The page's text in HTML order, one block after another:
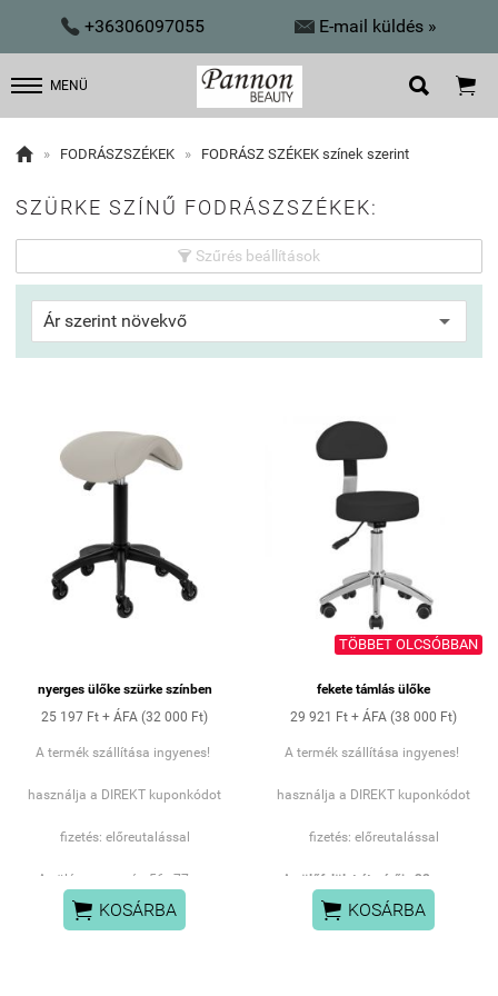
 +36306097055  E-mail küldés »
MENÜ  
 » FODRÁSZSZÉKEK » FODRÁSZ SZÉKEK színek szerint
SZÜRKE SZÍNŰ FODRÁSZSZÉKEK:
 Szűrés beállítások
nyerges ülőke szürke színben
25 197 Ft + ÁFA (32 000 Ft)
A termék szállítása ingyenes!
használja a DIREKT kuponkódot
fizetés: előreutalással
Az ülésmagasság 56–77 cm
közötti állíthatósága lehetővé
teszi a fodrász számára, hogy
 KOSÁRBA
TÖBBET OLCSÓBBAN
fekete támlás ülőke
29 921 Ft + ÁFA (38 000 Ft)
A termék szállítása ingyenes!
használja a DIREKT kuponkódot
fizetés: előreutalással
Az ülőfelület átmérője 32 cm
magasság
50 és 64 cm
közöttállítható. Alevehető
 KOSÁRBA